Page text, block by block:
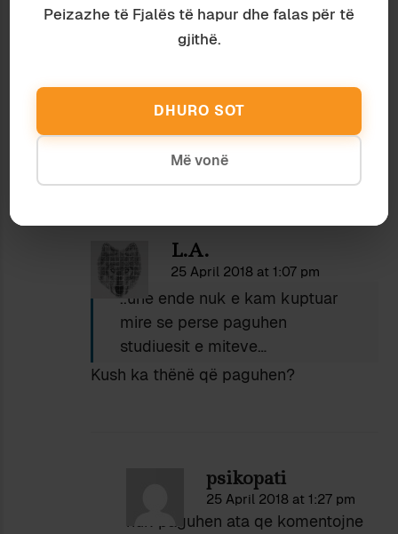
mendja qe megjithate natyra e mitit nuk
ndryshon nga fakti “a ka apo s’ka ne fillese
lagu, s’e lagu”.
L.A.
25 April 2018 at 1:07 pm
..une ende nuk e kam kuptuar
mire se perse paguhen
studiuesit e miteve…
Kush ka thënë që paguhen?
psikopati
25 April 2018 at 1:27 pm
nuk paguhen ata qe komentojne
Peizazhe të Fjalës të hapur dhe falas për të
gjithë.
DHURO SOT
Më vonë